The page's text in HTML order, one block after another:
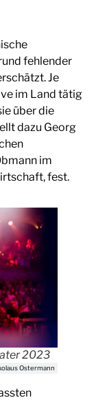
fehlender
Je
im Land tätig
über die
dazu Georg
im
fest.
2023
Ostermann